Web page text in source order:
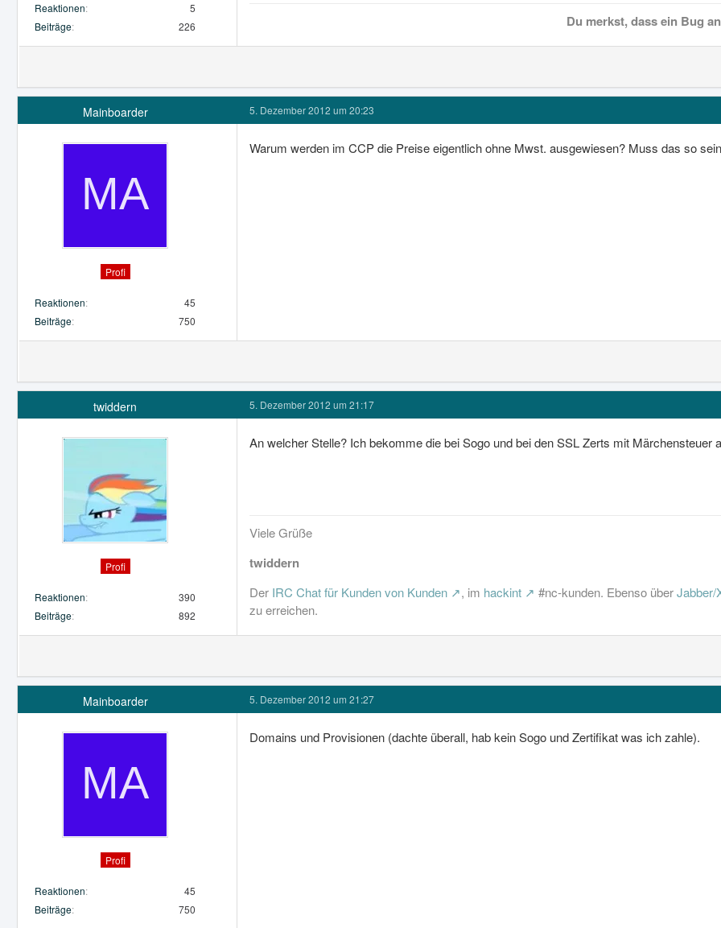
Reaktionen
5
Beiträge
226 Du merkst, dass ein Bug
Mainboarder
Profi
Reaktionen
45
Beiträge
750
5. Dezember 2012 um 20:23
Warum werden im CCP die Preise eigentlich ohne Mwst. ausgewiesen? Muss das so
twiddern
Profi
Reaktionen
390
Beiträge
892
5. Dezember 2012 um 21:17
An welcher Stelle? Ich bekomme die bei Sogo und bei den SSL Zerts mit Märchensteuer
Viele Grüße
twiddern
Der IRC Chat für Kunden von Kunden , im hackint #nc-kunden. Ebenso überJabber/
zu erreichen.
Mainboarder
Profi
Reaktionen
45
Beiträge
750
5. Dezember 2012 um 21:27
Domains und Provisionen (dachte überall, hab kein Sogo und Zertifikat was ich zahle).